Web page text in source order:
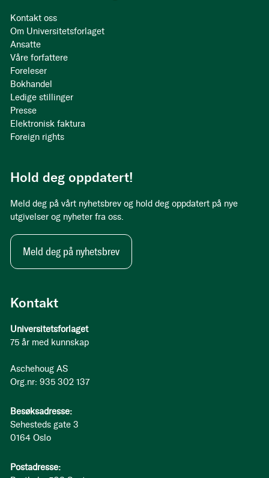
Kontakt
Universitetsforlaget
75 år med kunnskap
Aschehoug AS
Org.nr: 935 302 137
Besøksadresse:
Sehesteds gate 3
0164 Oslo
Postadresse:
Kontakt oss
Om Universitetsforlaget
Ansatte
Våre forfattere
Foreleser
Bokhandel
Ledige stillinger
Presse
Elektronisk faktura
Foreign rights
Hold deg oppdatert!
Meld deg på vårt nyhetsbrev og hold deg oppdatert på nye
utgivelser og nyheter fra oss.
Meld deg på nyhetsbrev